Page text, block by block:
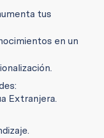
tus
en un
Extranjera.